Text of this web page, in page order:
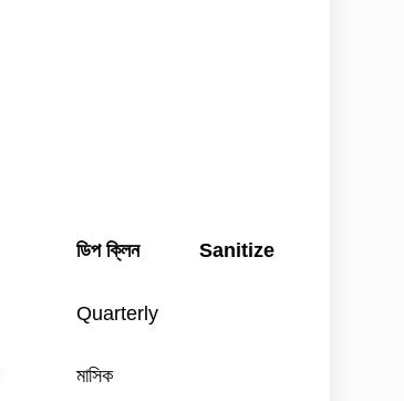
ডিপ ক্লিন Sanitize
Quarterly
মাসিক